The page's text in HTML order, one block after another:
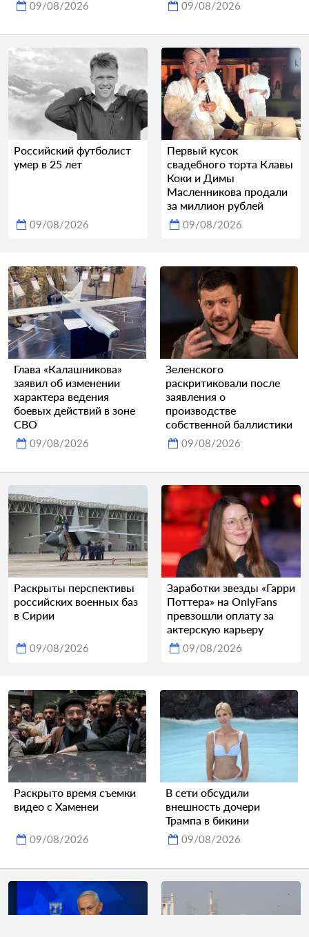
09/08/2026 09/08/2026
Российский футболист
умер в 25 лет
09/08/2026
Первый кусок
свадебного торта Клавы
Коки и Димы
Масленникова продали
за миллион рублей
09/08/2026
Глава «Калашникова»
заявил об изменении
характера ведения
боевых действий в зоне
СВО
09/08/2026
Зеленского
раскритиковали после
заявления о
производстве
собственной баллистики
09/08/2026
Раскрыты перспективы
российских военных баз
в Сирии
09/08/2026
Заработки звезды «Гарри
Поттера» на OnlyFans
превзошли оплату за
актерскую карьеру
09/08/2026
Раскрыто время съемки
видео с Хаменеи
09/08/2026
В сети обсудили
внешность дочери
Трампа в бикини
09/08/2026